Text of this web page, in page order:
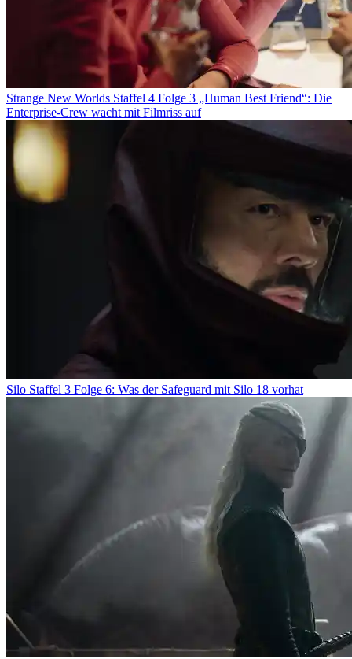
Strange New Worlds Staffel 4 Folge 3 „Human Best Friend“: Die
Enterprise-Crew wacht mit Filmriss auf
Silo Staffel 3 Folge 6: Was der Safeguard mit Silo 18 vorhat